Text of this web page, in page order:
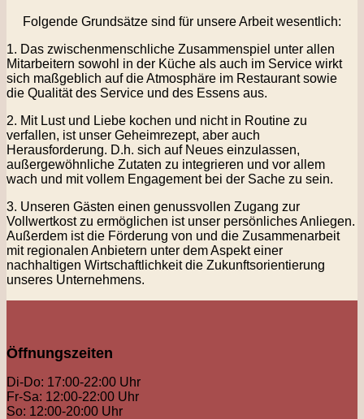
Folgende Grundsätze sind für unsere Arbeit wesentlich:
1. Das zwischenmenschliche Zusammenspiel unter allen
Mitarbeitern sowohl in der Küche als auch im Service wirkt
sich maßgeblich auf die Atmosphäre im Restaurant sowie
die Qualität des Service und des Essens aus.
2. Mit Lust und Liebe kochen und nicht in Routine zu
verfallen, ist unser Geheimrezept, aber auch
Herausforderung. D.h. sich auf Neues einzulassen,
außergewöhnliche Zutaten zu integrieren und vor allem
wach und mit vollem Engagement bei der Sache zu sein.
3. Unseren Gästen einen genussvollen Zugang zur
Vollwertkost zu ermöglichen ist unser persönliches Anliegen.
Außerdem ist die Förderung von und die Zusammenarbeit
mit regionalen Anbietern unter dem Aspekt einer
nachhaltigen Wirtschaftlichkeit die Zukunftsorientierung
unseres Unternehmens.
Öffnungszeiten
Di-Do: 17:00-22:00 Uhr
Fr-Sa: 12:00-22:00 Uhr
So: 12:00-20:00 Uhr